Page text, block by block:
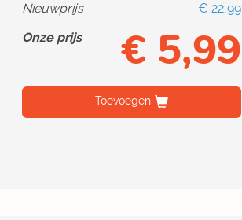
Nieuwprijs
€ 22,99
Onze prijs
€ 5,99
Toevoegen